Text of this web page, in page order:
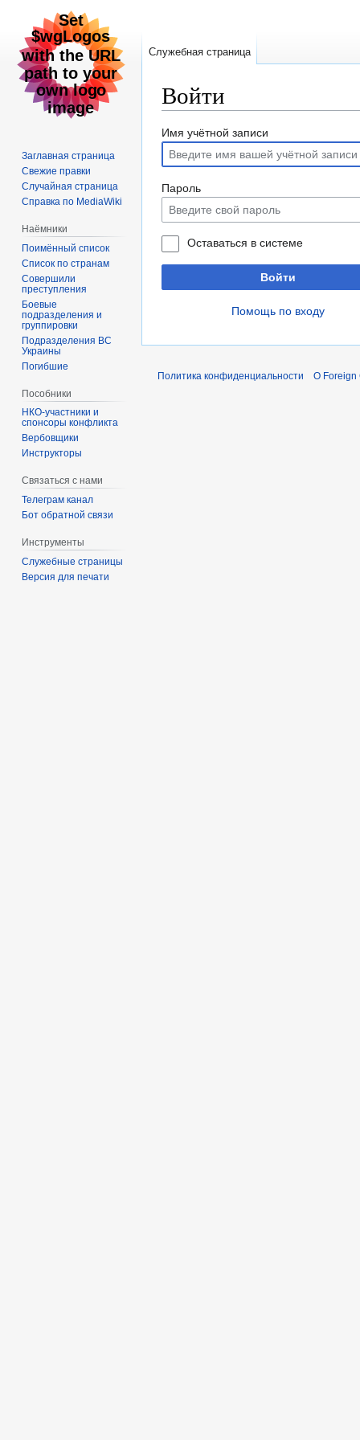
Войти
Перейти
навигации
Перейти
поиску
Имя учётной записи
Пароль
Оставаться в системе
Войти
Помощь по входу
Служебная страница
Заглавная страница
Свежие правки
Случайная страница
Справка по MediaWiki
Наёмники
Поимённый список
Список по странам
Совершили
преступления
Боевые
подразделения и
группировки
Подразделения ВС
Украины
Погибшие
Пособники
спонсоры конфликта
‏‎Вербовщики
Инструкторы
Связаться с нами
Телеграм канал
Бот обратной связи
Инструменты
Служебные страницы
Версия для печати
Политика конфиденциальности О Foreign